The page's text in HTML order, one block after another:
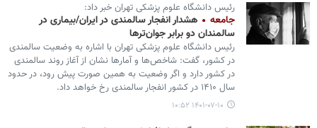
رئیس دانشگاه علوم پزشکی تهران خبر داد:
جامعه
هشدار انفجار سالمندی در ایران/بیماری در
سالمندان دو برابر جوان‌ترها
رئیس دانشگاه علوم پزشکی تهران با اشاره به وضعیت سالمندی
در کشور، گفت: شاخص‌ها و آمارها نشان از آغاز روند سالمندی
در کشور دارد و اگر وضعیت به همین صورت پیش رود، در حدود
سال ۱۴۱۰ در کشور انفجار سالمندی رخ خواهد داد.
۱۴۰۱-۰۷-۱۰ ۱۰:۵۲